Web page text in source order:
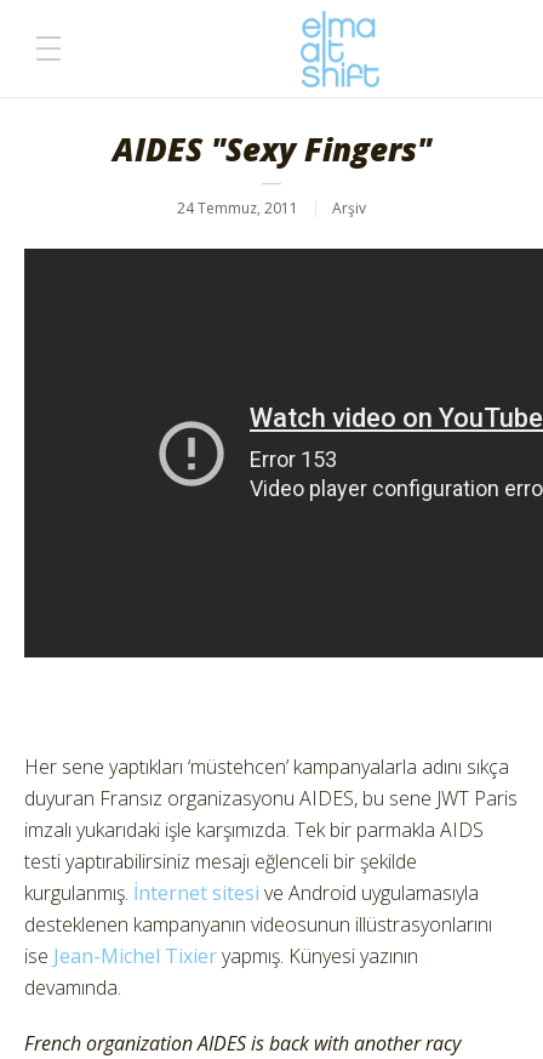
AIDES "Sexy Fingers"
24 Temmuz, 2011 Arşiv
Her sene yaptıkları ‘müstehcen’ kampanyalarla adını sıkça
duyuran Fransız organizasyonu AIDES, bu sene JWT Paris
imzalı yukarıdaki işle karşımızda. Tek bir parmakla AIDS
testi yaptırabilirsiniz mesajı eğlenceli bir şekilde
kurgulanmış. İnternet sitesi ve Android uygulamasıyla
desteklenen kampanyanın videosunun illüstrasyonlarını
ise Jean-Michel Tixieryapmış. Künyesi yazının
devamında.
French organization AIDES is back with another racy